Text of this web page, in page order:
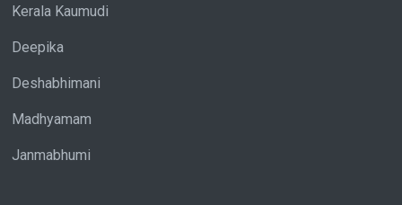
Kerala Kaumudi
Deepika
Deshabhimani
Madhyamam
Janmabhumi